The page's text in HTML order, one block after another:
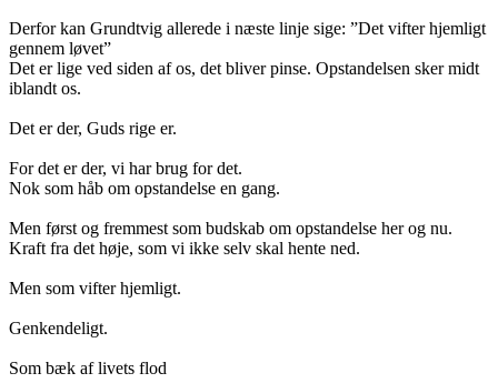
Derfor kan Grundtvig allerede i næste linje sige: ”Det vifter hjemligt
gennem løvet”
Det er lige ved siden af os, det bliver pinse. Opstandelsen sker midt
iblandt os.
Det er der, Guds rige er.
For det er der, vi har brug for det.
Nok som håb om opstandelse en gang.
Men først og fremmest som budskab om opstandelse her og nu.
Kraft fra det høje, som vi ikke selv skal hente ned.
Men som vifter hjemligt.
Genkendeligt.
Som bæk af livets flod